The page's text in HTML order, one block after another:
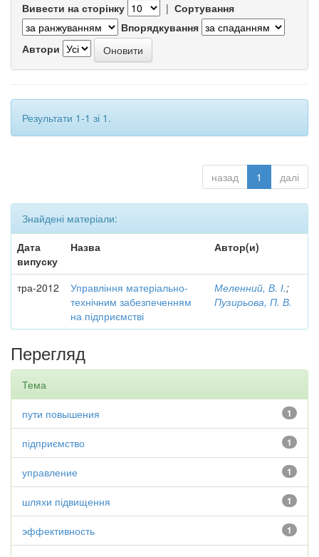
Вивести на сторінку | Сортування
Впорядкування
Автори
Результати 1-1 зі 1.
назад 1 далі
Знайдені матеріали:
Дата
випуску
Назва Автор(и)
тра-2012
Управління матеріально-
технічним забезпеченням
на підприємстві
Меленний, В. І.;
Пузирьова, П. В.
Перегляд
Тема
1
пути повышения
1
підприємство
1
управление
1
шляхи підвищення
1
эффективность